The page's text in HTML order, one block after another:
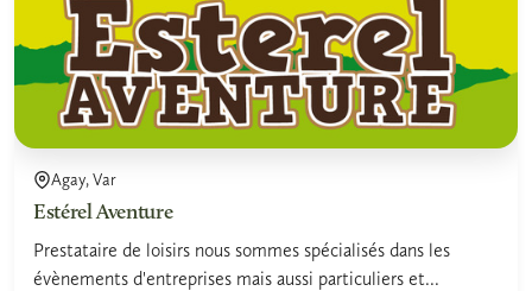
Agay, Var
Estérel Aventure
Prestataire de loisirs nous sommes spécialisés dans les
évènements d'entreprises mais aussi particuliers et...